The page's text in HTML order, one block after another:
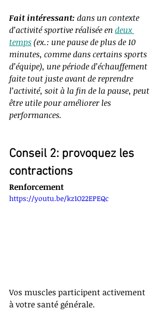
Fait intéressant: dans un contexte
d’activité sportive réalisée en deux
temps (ex.: une pause de plus de 10
minutes, comme dans certains sports
d’équipe), une période d’échauffement
faite tout juste avant de reprendre
l’activité, soit à la fin de la pause, peut
être utile pour améliorer les
performances.
Conseil 2: provoquez les
contractions
Renforcement
https://youtu.be/kz1O22EPEQc
Vos muscles participent activement
à votre santé générale.